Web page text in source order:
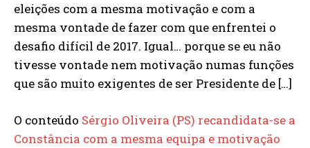
eleições com a mesma motivação e com a
mesma vontade de fazer com que enfrentei o
desafio difícil de 2017. Igual… porque se eu não
tivesse vontade nem motivação numas funções
que são muito exigentes de ser Presidente de […]
O conteúdo Sérgio Oliveira (PS) recandidata-se a
Constância com a mesma equipa e motivação